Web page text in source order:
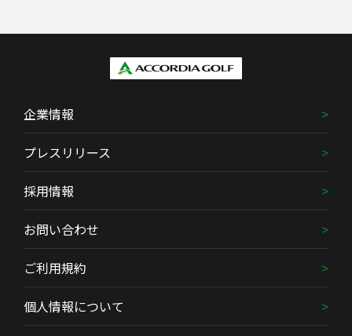
企業情報
プレスリリース
採用情報
お問い合わせ
ご利用規約
個人情報について